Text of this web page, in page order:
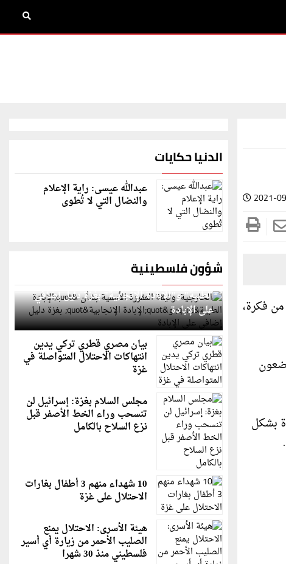
2021-
فكرة،
بشكل
الدنيا حكايات
عبدالله عيسى: راية الإعلام
والنضال التي لا تُطوى
شؤون فلسطينية
الخارجية: وثيقة المقررة الأممية بشأن "الإبادة
الطبية" و"الإبادة الإنجابية" بغزة دليل إضافي
على الإبادة
بيان مصري قطري تركي يدين
انتهاكات الاحتلال المتواصلة في
غزة
مجلس السلام بغزة: إسرائيل لن
تنسحب وراء الخط الأصفر قبل
نزع السلاح بالكامل
10 شهداء منهم 3 أطفال بغارات
الاحتلال على غزة
هيئة الأسرى: الاحتلال يمنع
الصليب الأحمر من زيارة أي أسير
فلسطيني منذ 30 شهرا